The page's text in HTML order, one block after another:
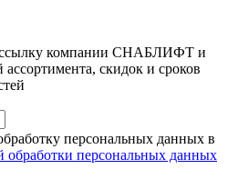
компании СНАБЛИФТ и
ассортимента, скидок и сроков
персональных данных в
обработки персональных данных